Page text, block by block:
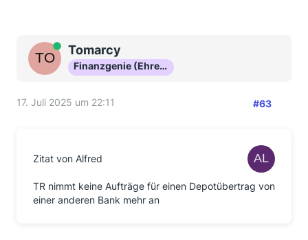
OnlineTomarcy
Finanzgenie (Ehrenmitglied)
17. Juli 2025 um 22:11 #63
Zitat von Alfred
TR nimmt keine Aufträge für einen Depotübertrag von
einer anderen Bank mehr an